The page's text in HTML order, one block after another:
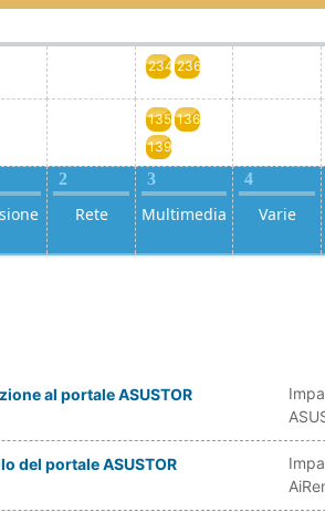
234 236
135 136
139
2
Rete
3
Multimedia
4
Varie
al portale ASUSTOR
del portale ASUSTOR